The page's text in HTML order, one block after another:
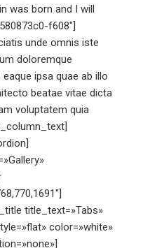
was born and I will
f608″]
unde omnis iste
doloremque
ipsa quae ab illo
beatae vitae dicta
voluptatem quia
title_text=»Tabs»
color=»white»